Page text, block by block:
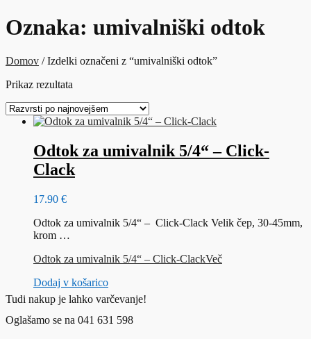
Oznaka: umivalniški odtok
Domov / Izdelki označeni z “umivalniški odtok”
Prikaz rezultata
Odtok za umivalnik 5/4“ – Click-
Clack
17.90 €
Odtok za umivalnik 5/4“ – Click-Clack Velik čep, 30-45mm,
krom …
Odtok za umivalnik 5/4“ – Click-ClackVeč
Dodaj v košarico
Tudi nakup je lahko varčevanje!
Oglašamo se na 041 631 598